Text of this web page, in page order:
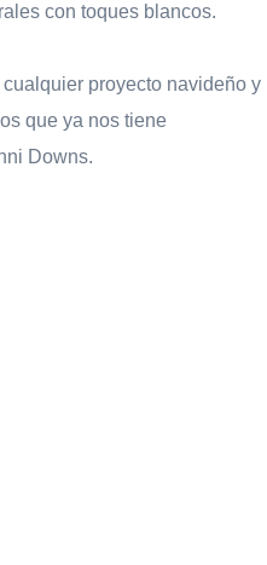
con toques blancos.
proyecto navideño y
que ya nos tiene
Downs.